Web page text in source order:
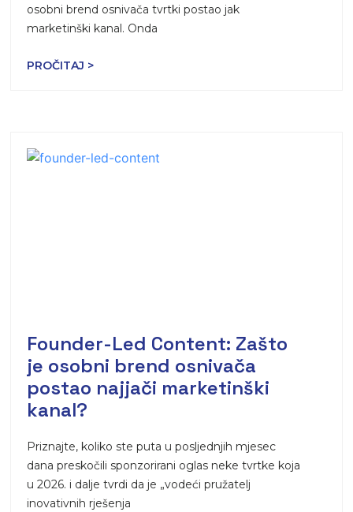
osobni brend osnivača tvrtki postao jak
marketinški kanal. Onda
PROČITAJ >
Founder-Led Content: Zašto
je osobni brend osnivača
postao najjači marketinški
kanal?
Priznajte, koliko ste puta u posljednjih mjesec
dana preskočili sponzorirani oglas neke tvrtke koja
u 2026. i dalje tvrdi da je „vodeći pružatelj
inovativnih rješenja